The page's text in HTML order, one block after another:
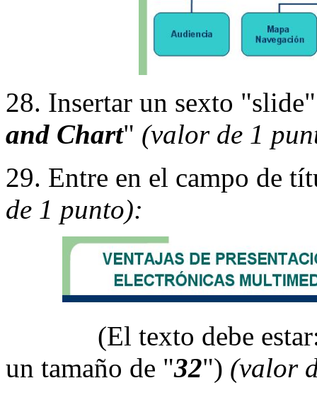
28. Insertar un sexto
and Chart" (valor de 1
29. Entre en el campo de
de 1 punto):
(El texto debe
un tamaño de "32") (valor